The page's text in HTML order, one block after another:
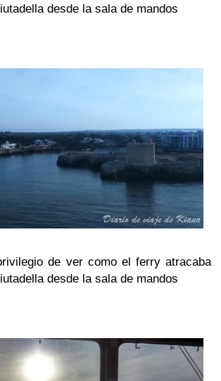
desde la sala de mandos
de ver como el ferry atracaba
desde la sala de mandos